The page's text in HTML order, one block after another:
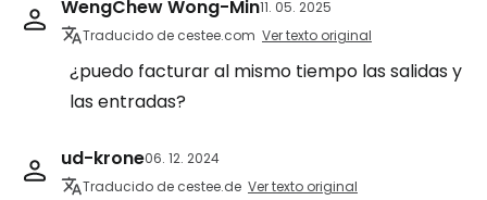
WengChew Wong-Min11. 05. 2025
Traducido de cestee.com Ver texto original
¿puedo facturar al mismo tiempo las salidas y
las entradas?
ud-krone06. 12. 2024
Traducido de cestee.de Ver texto original